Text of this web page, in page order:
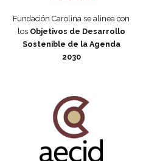
Fundación Carolina se alinea con
los Objetivos de Desarrollo
Sostenible de la Agenda
2030